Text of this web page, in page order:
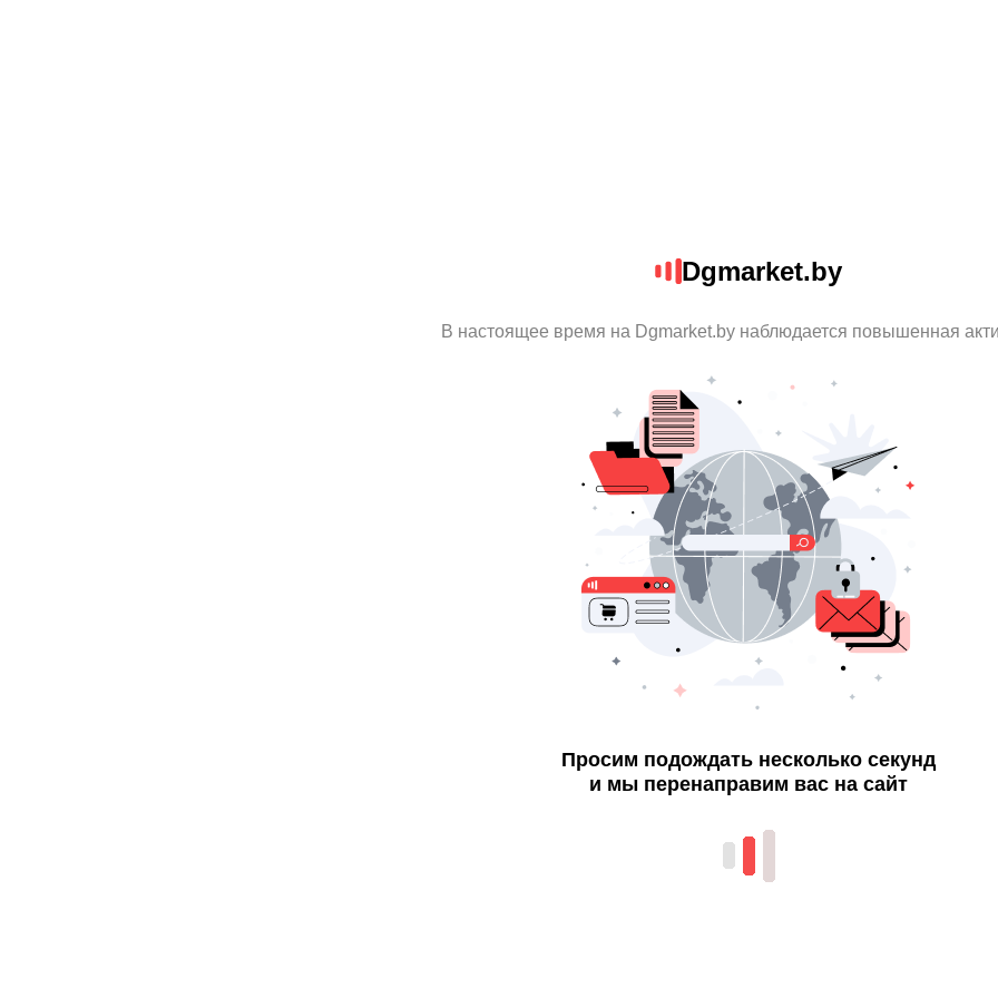
Dgmarket.by
В настоящее время на Dgmarket.by наблюдается повышенная
Просим подождать несколько секунд
и мы перенаправим вас на сайт